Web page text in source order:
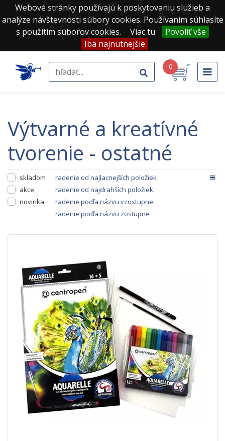
Webové stránky používajú k poskytovaniu služieb a
analýze návštevnosti súbory cookies. Používaním súhlasíte
s použitím súborov cookies.
Viac tu
Povoliť vše
Iba najnutnejšie
0
výtvarné a kreatívné
tvorenie - ostatné
skladom
akce
novinka
radenie od najlacnejších položiek
radenie od najdrahších položiek
radenie podľa názvu vzostupne
radenie podľa názvu zostupne